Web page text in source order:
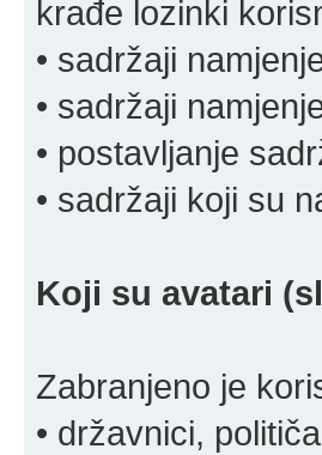
krađe lozinki
• sadržaji
• sadržaji
• postavljanje
• sadržaji koji su
Koji su avatari
Zabranjeno je
• državnici,